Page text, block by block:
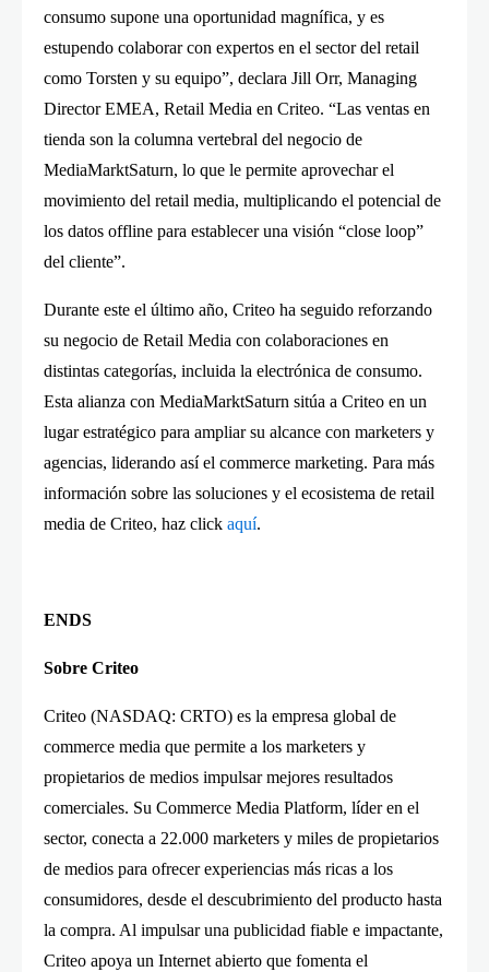
consumo supone una oportunidad magnífica, y es
estupendo colaborar con expertos en el sector del retail
como Torsten y su equipo”, declara Jill Orr, Managing
Director EMEA, Retail Media en Criteo. “Las ventas en
tienda son la columna vertebral del negocio de
MediaMarktSaturn, lo que le permite aprovechar el
movimiento del retail media, multiplicando el potencial de
los datos offline para establecer una visión “close loop”
del cliente”.
Durante este el último año, Criteo ha seguido reforzando
su negocio de Retail Media con colaboraciones en
distintas categorías, incluida la electrónica de consumo.
Esta alianza con MediaMarktSaturn sitúa a Criteo en un
lugar estratégico para ampliar su alcance con marketers y
agencias, liderando así el commerce marketing. Para más
información sobre las soluciones y el ecosistema de retail
media de Criteo, haz click aquí.
ENDS
Sobre Criteo
Criteo (NASDAQ: CRTO) es la empresa global de
commerce media que permite a los marketers y
propietarios de medios impulsar mejores resultados
comerciales. Su Commerce Media Platform, líder en el
sector, conecta a 22.000 marketers y miles de propietarios
de medios para ofrecer experiencias más ricas a los
consumidores, desde el descubrimiento del producto hasta
la compra. Al impulsar una publicidad fiable e impactante,
Criteo apoya un Internet abierto que fomenta el